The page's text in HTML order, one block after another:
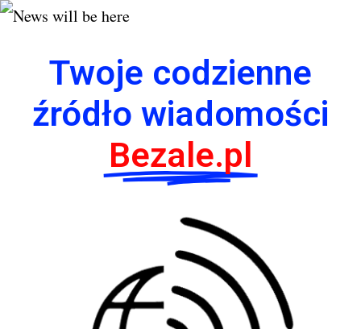
Twoje codzienne
źródło wiadomości
Bezale.pl